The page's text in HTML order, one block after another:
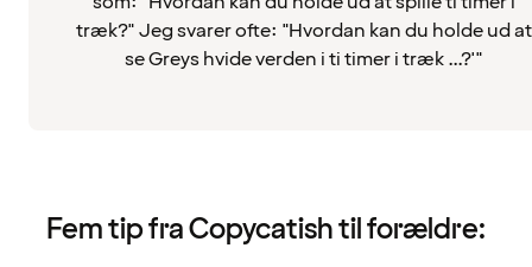
træk?" Jeg svarer ofte: "Hvordan kan du holde ud at
se Greys hvide verden i ti timer i træk ...?'"
Fem tip fra Copycatish til forældre: